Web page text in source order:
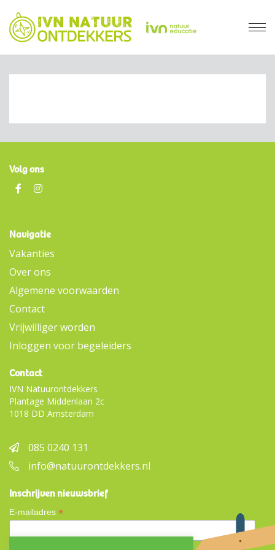
Volg ons
Navigatie
Vakanties
Over ons
Algemene voorwaarden
Contact
Vrijwilliger worden
Inloggen voor begeleiders
Contact
IVN Natuurontdekkers
Plantage Middenlaan 2c
1018 DD Amsterdam
085 0240 131
info@natuurontdekkers.nl
Inschrijven nieuwsbrief
E-mailadres *